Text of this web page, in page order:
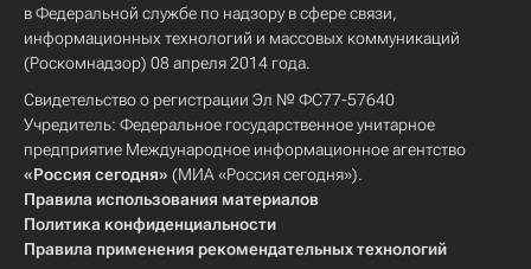
в Федеральной службе по надзору в сфере связи,
информационных технологий и массовых коммуникаций
(Роскомнадзор) 08 апреля 2014 года.
Свидетельство о регистрации Эл № ФС77-57640
Учредитель: Федеральное государственное унитарное
предприятие Международное информационное агентство
«Россия сегодня» (МИА «Россия сегодня»).
Правила использования материалов
Политика конфиденциальности
Правила применения рекомендательных технологий